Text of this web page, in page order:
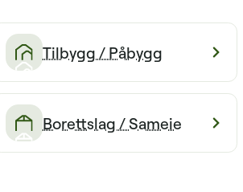
Tilbygg / Påbygg
Borettslag / Sameie